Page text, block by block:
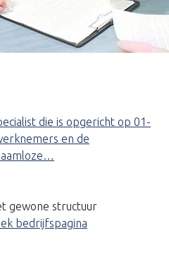
die is opgericht op 01-
en de
gewone structuur
bedrijfspagina